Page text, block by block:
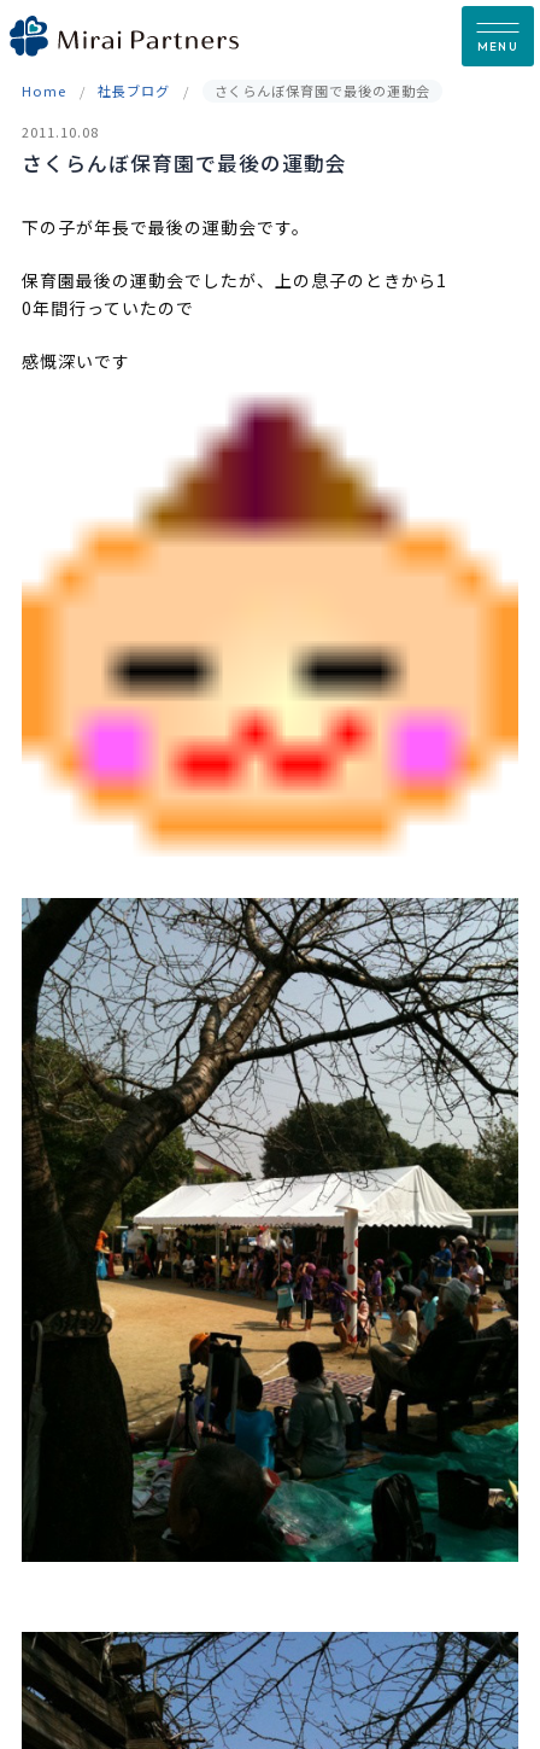
Skip
to
MENU
Home 社長ブログ さくらんぼ保育園で最後の運動会
2011.10.08
さくらんぼ保育園で最後の運動会
下の子が年長で最後の運動会です。
保育園最後の運動会でしたが、上の息子のときから1
0年間行っていたので
感慨深いです